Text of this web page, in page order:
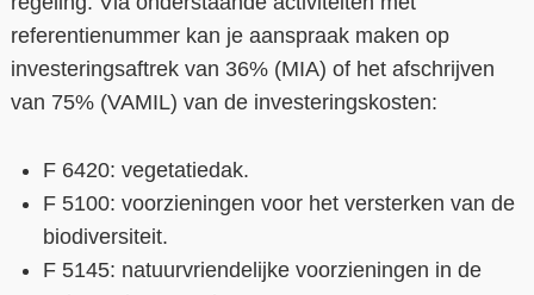
referentienummer kan je aanspraak maken op
investeringsaftrek van 36% (MIA) of het afschrijven
van 75% (VAMIL) van de investeringskosten:
F 6420: vegetatiedak.
F 5100: voorzieningen voor het versterken van de
biodiversiteit.
F 5145: natuurvriendelijke voorzieningen in de